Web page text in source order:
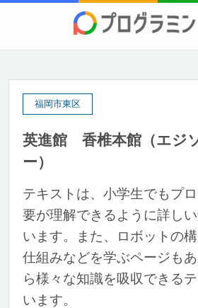
福岡市東区
英進館 香椎本館（エジ
ー）
テキストは、小学生でもプ
要が理解できるように詳し
います。また、ロボットの
仕組みなどを学ぶページも
ら様々な知識を吸収できる
います。